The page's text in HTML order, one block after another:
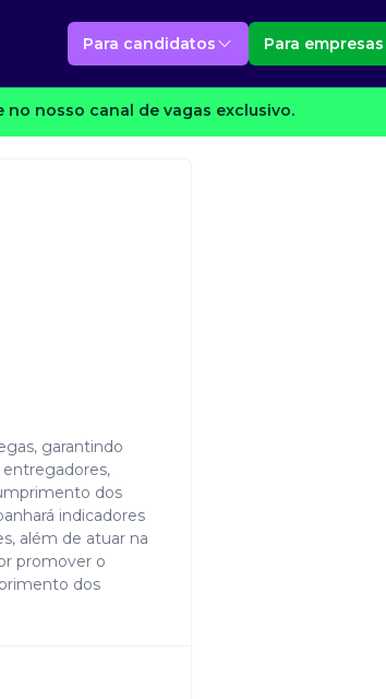
Para candidatos Para empresas
no nosso canal de vagas exclusivo.
garantindo
dos
indicadores
além de atuar na
promover o
dos